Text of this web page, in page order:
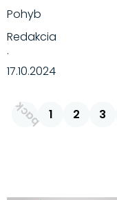
Pohyb
Redakcia
·
17.10.2024
back 1 2 3